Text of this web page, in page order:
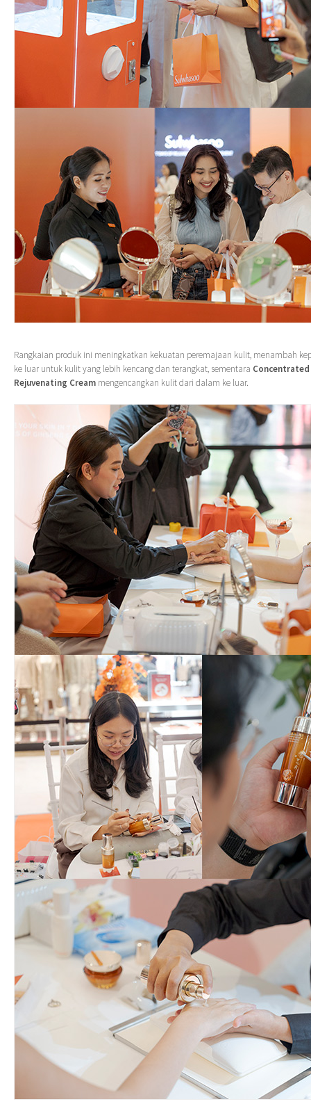
Rangkaian produk ini meningkatkan kekuatan peremajaan kulit, menambah
ke luar untuk kulit yang lebih kencang dan terangkat, sementara Concentrated
Rejuvenating Cream mengencangkan kulit dari dalam ke luar.